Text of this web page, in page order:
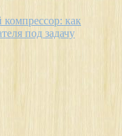
как
под задачу